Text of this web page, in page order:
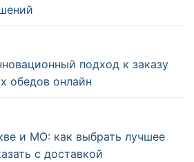
подход к заказу
обедов онлайн
и МО: как выбрать лучшее
с доставкой